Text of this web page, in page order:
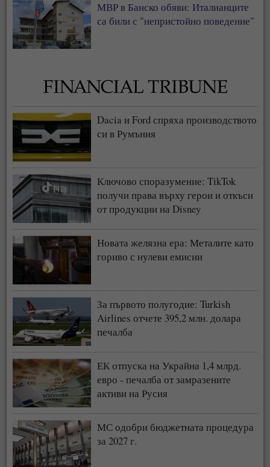
МВР в Банско обяви: Италианците
са били с "непристойно поведение"
Dacia и Ford спряха производството
си в Румъния
Ключово споразумение: TikTok
получи права върху герои и откъси
от продукции на Disney
Новата желязна ера: Металите като
гориво с нулеви емисии
За първото полугодие: Turkish
Airlines отчете 395,2 млн. долара
печалба
ЕК отпуска на Украйна 1,4 млрд.
евро - печалба от замразените
активи на Русия
МС одобри бюджетната процедура
за 2027 г.